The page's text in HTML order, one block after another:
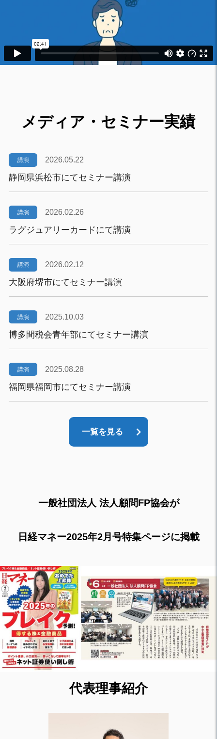
メディア・セミナー実績
講演 2026.05.22
静岡県浜松市にてセミナー講演
講演 2026.02.26
ラグジュアリーカードにて講演
講演 2026.02.12
大阪府堺市にてセミナー講演
講演 2025.10.03
博多間税会青年部にてセミナー講演
講演 2025.08.28
福岡県福岡市にてセミナー講演
一覧を見る
一般社団法人 法人顧問FP協会が
日経マネー2025年2月号特集ページに掲載
代表理事紹介